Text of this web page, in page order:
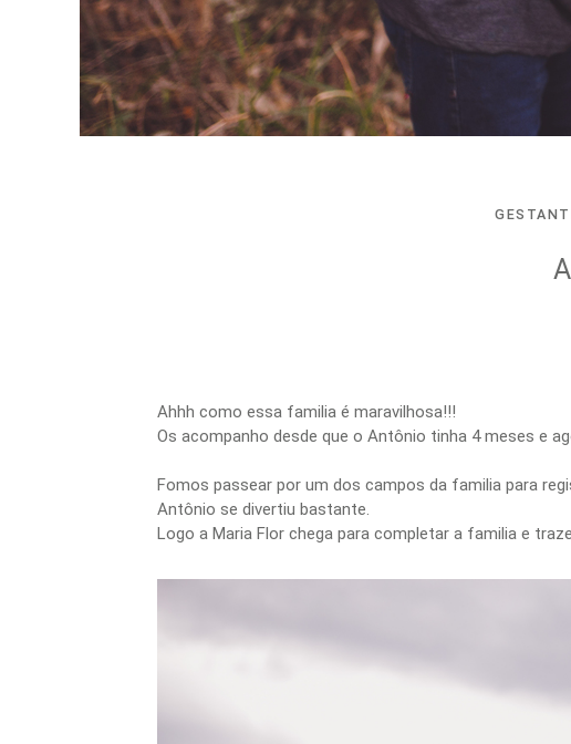
Ahhh como essa familia é maravilhosa!!!
Os acompanho desde que o Antônio tinha 4 meses e
Fomos passear por um dos campos da familia para
Antônio se divertiu bastante.
Logo a Maria Flor chega para completar a familia e